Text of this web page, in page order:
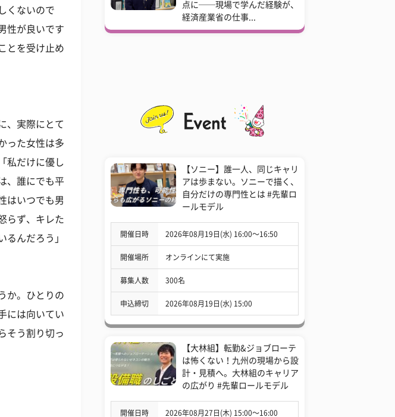
くないので
性が良いです
とを受け止め
、実際にとて
った女性は多
私だけに優し
、誰にでも平
はいつでも男
らず、キレた
るんだろう」
か。ひとりの
には向いてい
そう割り切っ
点に──現場で学んだ経験が、
経済産業省の仕事...
【ソニー】誰一人、同じキャリ
アは歩まない。ソニーで描く、
自分だけの専門性とは #先輩ロ
ールモデル
開催日時 2026年08月19日(水) 16:00〜16:50
開催場所 オンラインにて実施
募集人数 300名
申込締切 2026年08月19日(水) 15:00
【大林組】転勤&ジョブローテ
は怖くない！九州の現場から設
計・見積へ。大林組のキャリア
の広がり #先輩ロールモデル
開催日時 2026年08月27日(木) 15:00〜16:00